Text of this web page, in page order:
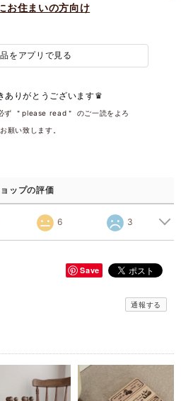
お住まいの方向け
をアプリで見る
ありがとうございます♛
ず ＂please read＂͏ ͏のご一読をよろ
願い致します。
ップの評価
6 3
Save
通報する